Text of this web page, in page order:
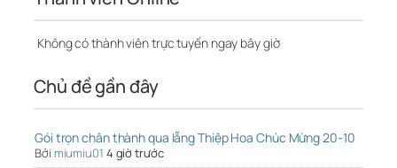
Không có thành viên trực tuyến ngay bây giờ
Chủ đề gần đây
Gói trọn chân thành qua lẵng Thiệp Hoa Chúc Mừng 20-10
Bởi miumiu01 4 giờ trước